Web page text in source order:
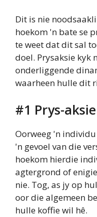
Dit is nie
hoekom 'n bate se
te weet dat dit sal
doel. Prysaksie kyk
onderliggende
waarheen hulle dit
#1 Prys-
Oorweeg 'n
'n gevoel van die
hoekom hierdie
agtergrond of
nie. Tog, as jy op
oor die algemeen
hulle koffie wil hê.